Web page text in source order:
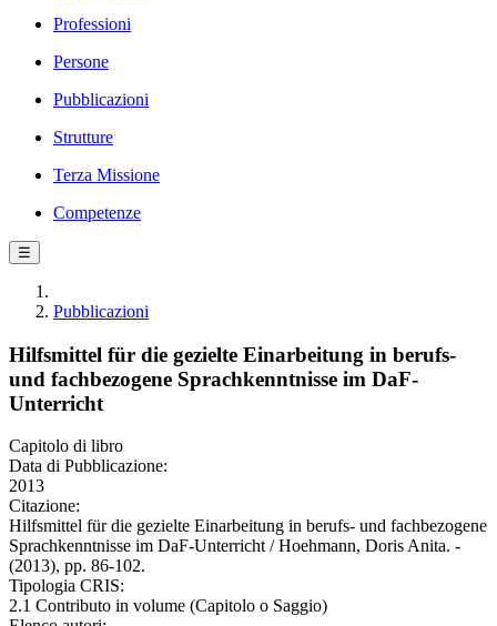
Professioni
Persone
Pubblicazioni
Strutture
Terza Missione
Competenze
☰
Pubblicazioni
Hilfsmittel für die gezielte Einarbeitung in berufs-
und fachbezogene Sprachkenntnisse im DaF-
Unterricht
Capitolo di libro
Data di Pubblicazione:
2013
Citazione:
Hilfsmittel für die gezielte Einarbeitung in berufs- und fachbezogene
Sprachkenntnisse im DaF-Unterricht / Hoehmann, Doris Anita. -
(2013), pp. 86-102.
Tipologia CRIS:
2.1 Contributo in volume (Capitolo o Saggio)